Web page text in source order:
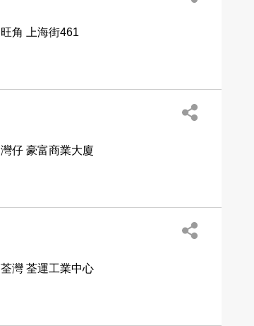
旺角 上海街461
灣仔 豪富商業大廈
荃灣 荃運工業中心